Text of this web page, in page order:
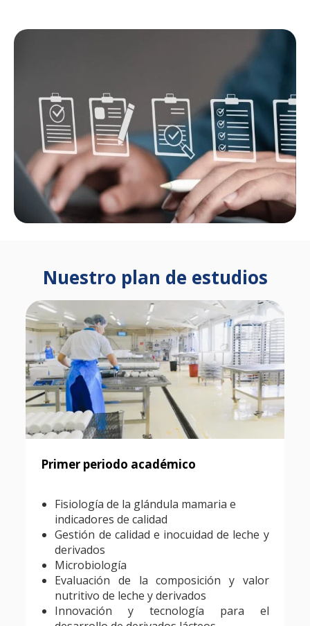
Nuestro plan de estudios
Primer periodo académico
Fisiología de la glándula mamaria e
indicadores de calidad
Gestión de calidad e inocuidad de leche y
derivados
Microbiología
Evaluación de la composición y valor
nutritivo de leche y derivados
Innovación y tecnología para el